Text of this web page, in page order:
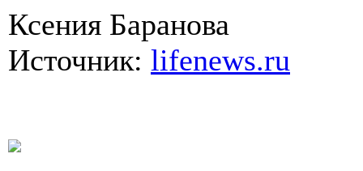
Ксения Баранова
Источник: lifenews.ru